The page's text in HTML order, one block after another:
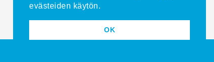
evästeiden käytön.
OK